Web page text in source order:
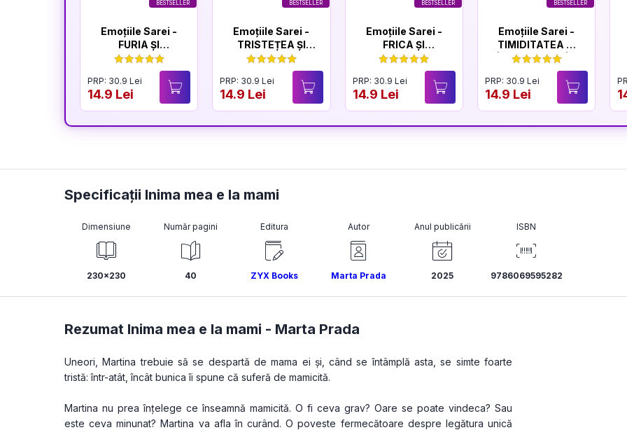
BESTSELLER
Emoțiile Sarei -
FURIA ȘI
LINIȘTEA
PRP: 30.9 Lei
14.9 Lei
BESTSELLER
Emoțiile Sarei -
TRISTEȚEA ȘI
BUCURIA
PRP: 30.9 Lei
14.9 Lei
BESTSELLER
Emoțiile Sarei -
FRICA ȘI
CURAJUL
PRP: 30.9 Lei
14.9 Lei
BESTSELLER
Emoțiile Sarei -
TIMIDITATEA ȘI
ÎNCREDEREA ÎN
PRP: 30.9 Lei
14.9 Lei
Specificații Inima mea e la mami
Dimensiune
230x230
Număr pagini
40
Editura
ZYX Books
Autor
Marta Prada
Anul publicării
2025
ISBN
9786069595282
Rezumat Inima mea e la mami - Marta Prada
Uneori, Martina trebuie să se despartă de mama ei și, când se întâmplă asta, se simte foarte
tristă: într-atât, încât bunica îi spune că suferă de mamicită.
Martina nu prea înțelege ce înseamnă mamicită. O fi ceva grav? Oare se poate vindeca? Sau
este ceva minunat? Martina va afla în curând. O poveste fermecătoare despre legătura unică